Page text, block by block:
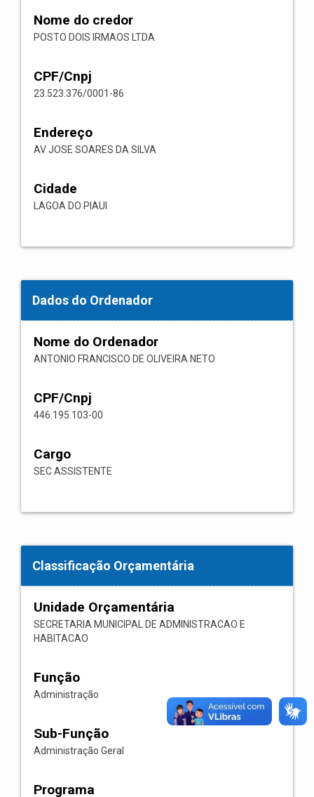
Nome do credor
POSTO DOIS IRMAOS LTDA
CPF/Cnpj
23.523.376/0001-86
Endereço
AV JOSE SOARES DA SILVA
Cidade
LAGOA DO PIAUI
Dados do Ordenador
Nome do Ordenador
ANTONIO FRANCISCO DE OLIVEIRA NETO
CPF/Cnpj
446.195.103-00
Cargo
SEC ASSISTENTE
Classificação Orçamentária
Unidade Orçamentária
SECRETARIA MUNICIPAL DE ADMINISTRACAO E
HABITACAO
Função
Administração
Sub-Função
Administração Geral
Programa